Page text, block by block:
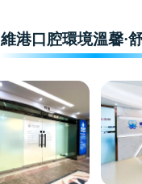
維港口腔環境溫馨·